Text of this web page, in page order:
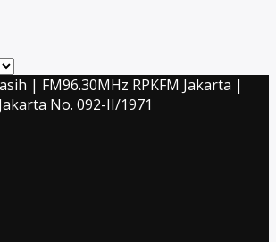
| FM96.30MHz RPKFM Jakarta |
No. 092-II/1971